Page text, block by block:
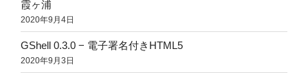
霞ヶ浦
2020年9月4日
GShell 0.3.0 − 電子署名付きHTML5
2020年9月3日